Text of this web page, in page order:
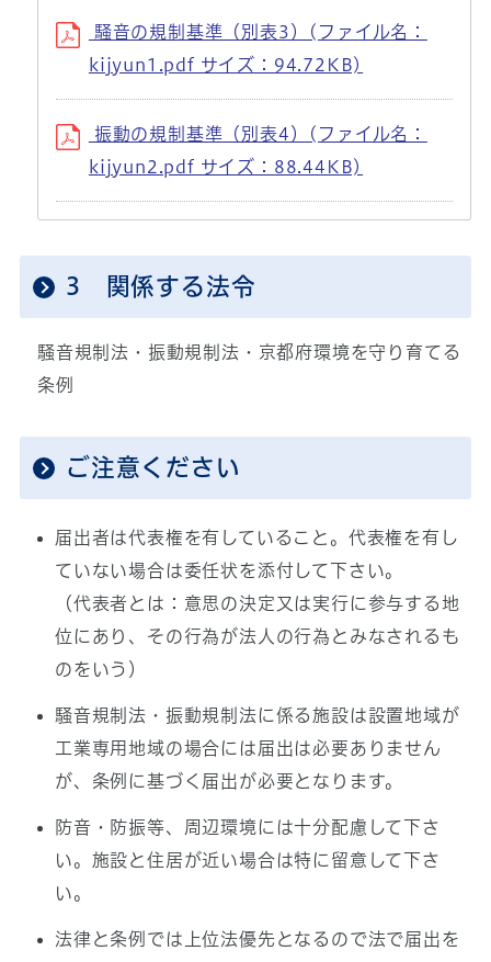
騒音の規制基準（別表3）(ファイル名：
kijyun1.pdf サイズ：94.72KB)
振動の規制基準（別表4）(ファイル名：
kijyun2.pdf サイズ：88.44KB)
3 関係する法令
騒音規制法・振動規制法・京都府環境を守り育てる
条例
ご注意ください
届出者は代表権を有していること。代表権を有し
ていない場合は委任状を添付して下さい。
（代表者とは：意思の決定又は実行に参与する地
位にあり、その行為が法人の行為とみなされるも
のをいう）
騒音規制法・振動規制法に係る施設は設置地域が
工業専用地域の場合には届出は必要ありません
が、条例に基づく届出が必要となります。
防音・防振等、周辺環境には十分配慮して下さ
い。施設と住居が近い場合は特に留意して下さ
い。
法律と条例では上位法優先となるので法で届出を